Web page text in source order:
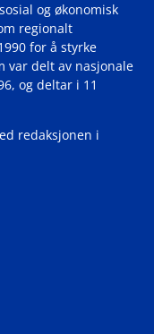
og økonomisk
regionalt
for å styrke
var delt av nasjonale
og deltar i 11
redaksjonen i